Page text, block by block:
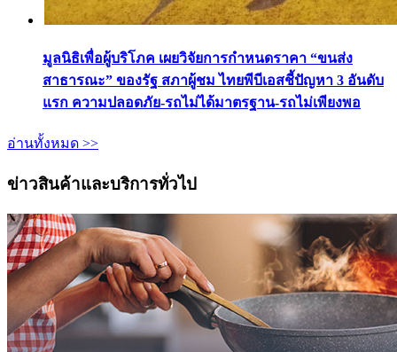
มูลนิธิเพื่อผู้บริโภค เผยวิจัยการกำหนดราคา “ขนส่ง
สาธารณะ” ของรัฐ สภาผู้ชม ไทยพีบีเอสชี้ปัญหา 3 อันดับ
แรก ความปลอดภัย-รถไม่ได้มาตรฐาน-รถไม่เพียงพอ
อ่านทั้งหมด >>
ข่าวสินค้าและบริการทั่วไป